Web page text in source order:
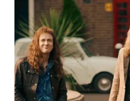
WAHANANEWS
ID
WAHANANEWS
CO ID
WAHANANEWS